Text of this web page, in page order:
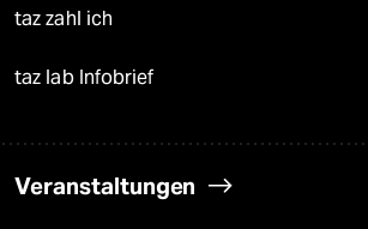
taz zahl ich
taz lab Infobrief
Veranstaltungen